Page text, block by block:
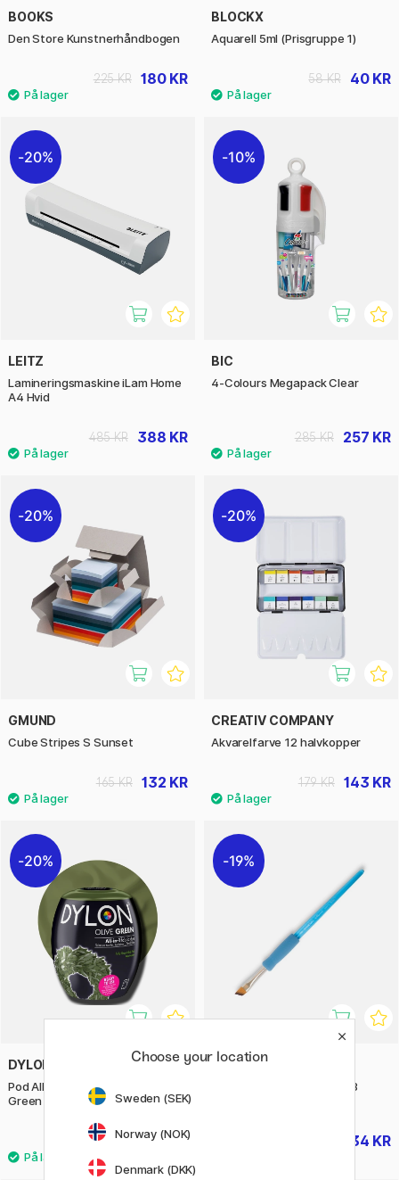
BOOKS
Den Store Kunstnerhåndbogen
180 KR
225 KR
BLOCKX
Aquarell 5ml (Prisgruppe 1)
40 KR
58 KR
20%
LEITZ
Lamineringsmaskine iLam Home
A4 Hvid
388 KR
485 KR
10%
BIC
4-Colours Megapack Clear
257 KR
285 KR
20%
GMUND
Cube Stripes S Sunset
132 KR
165 KR
20%
CREATIV COMPANY
Akvarelfarve 12 halvkopper
143 KR
179 KR
20%
DYLON
Pod All-in-1 Tekstilfarve Olive
Green
108 KR
135 KR
19%
RAPHAËL
Symbiose Brush Angle St 8
34 KR
Choose your location
Sweden (SEK)
Norway (NOK)
Denmark (DKK)